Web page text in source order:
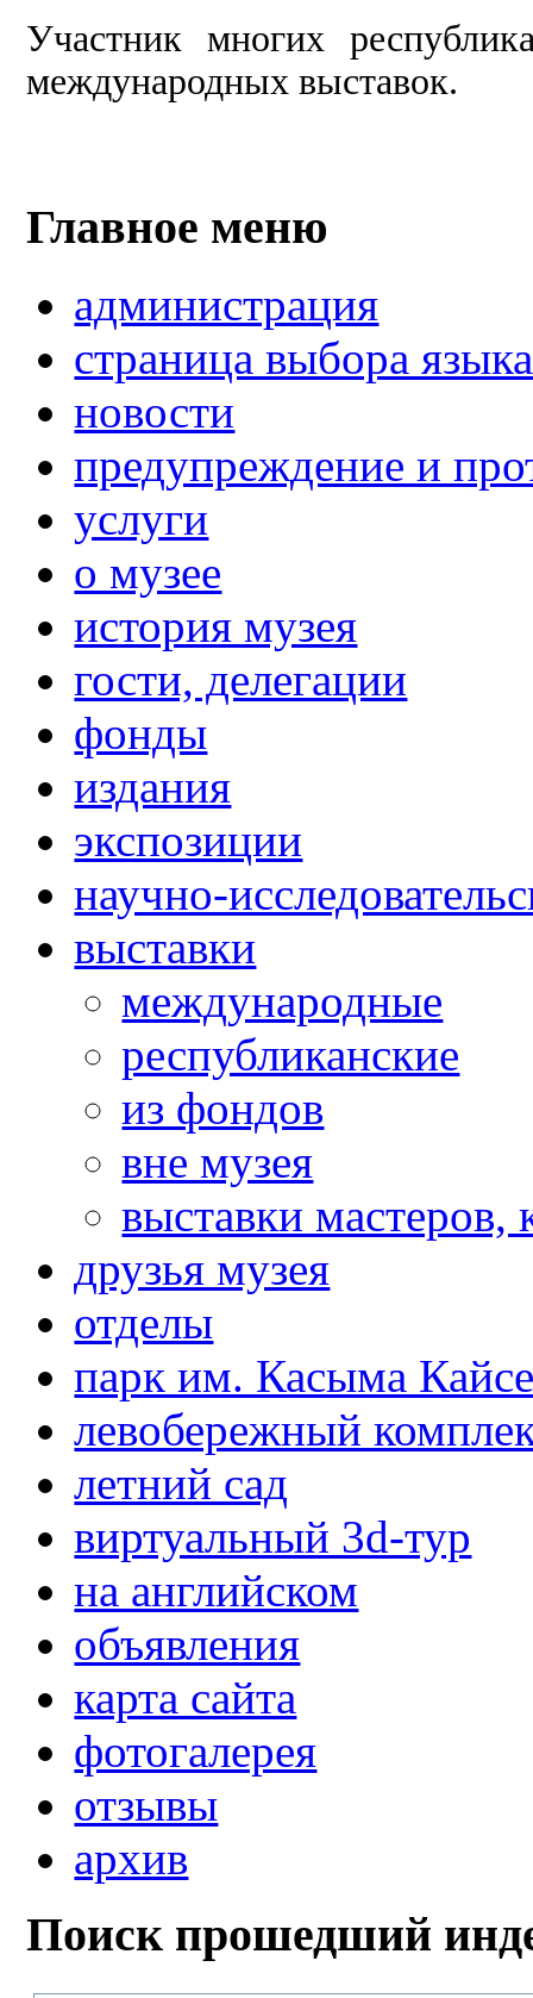
Участник многих
международных выставок.
Главное меню
администрация
страница выбора языка
новости
предупреждение и
услуги
о музее
история музея
гости, делегации
фонды
издания
экспозиции
научно-
выставки
международные
республиканские
из фондов
вне музея
выставки мастеров,
друзья музея
отделы
парк им. Касыма
левобережный
летний сад
виртуальный 3d-тур
на английском
объявления
карта сайта
фотогалерея
отзывы
архив
Поиск прошедший